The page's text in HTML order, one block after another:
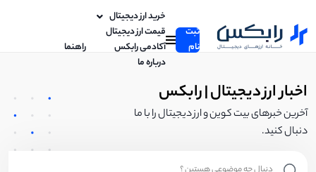
ثبت
نام
خرید ارز دیجیتال
قیمت ارز دیجیتال
آکادمی رابکس
راهنما
درباره ما
اخبار ارز دیجیتال | رابکس
آخرین خبرهای بیت کوین و ارز دیجیتال را با ما
دنبال کنید.